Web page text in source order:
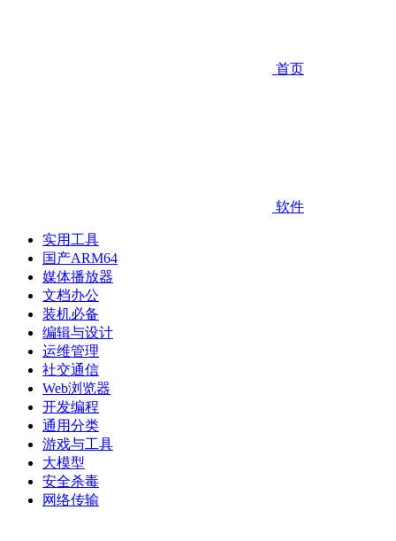
首页
软件
实用工具
国产ARM64
媒体播放器
文档办公
装机必备
编辑与设计
运维管理
社交通信
Web浏览器
开发编程
通用分类
游戏与工具
大模型
安全杀毒
网络传输